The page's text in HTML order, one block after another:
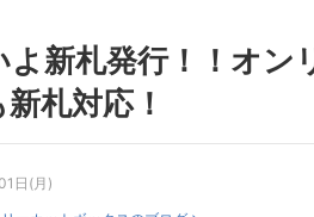
よ新札発行！！オン
札対応！
日(月)